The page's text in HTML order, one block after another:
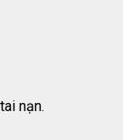
nạn.